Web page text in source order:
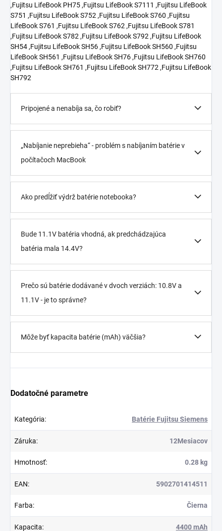
,Fujitsu LifeBook PH75 ,Fujitsu LifeBook S7111 ,Fujitsu LifeBook
S751 ,Fujitsu LifeBook S752 ,Fujitsu LifeBook S760 ,Fujitsu
LifeBook S761 ,Fujitsu LifeBook S762 ,Fujitsu LifeBook S781
,Fujitsu LifeBook S782 ,Fujitsu LifeBook S792 ,Fujitsu LifeBook
SH54 ,Fujitsu LifeBook SH56 ,Fujitsu LifeBook SH560 ,Fujitsu
LifeBook SH561 ,Fujitsu LifeBook SH76 ,Fujitsu LifeBook SH760
,Fujitsu LifeBook SH761 ,Fujitsu LifeBook SH772 ,Fujitsu LifeBook
SH792
Pripojené a nenabíja sa, čo robiť?
„Nabíjanie neprebieha“ - problém s nabíjaním batérie v
počítačoch MacBook
Ako predĺžiť výdrž batérie notebooka?
Bude 11.1V batéria vhodná, ak predchádzajúca
batéria mala 14.4V?
Prečo sú batérie dodávané v dvoch verziách: 10.8V a
11.1V - je to správne?
Môže byť kapacita batérie (mAh) väčšia?
Dodatočné parametre
Kategória: Batérie Fujitsu Siemens
Záruka: 12Mesiacov
Hmotnosť: 0.28 kg
EAN: 5902701414511
Farba: Čierna
Kapacita: 4400 mAh